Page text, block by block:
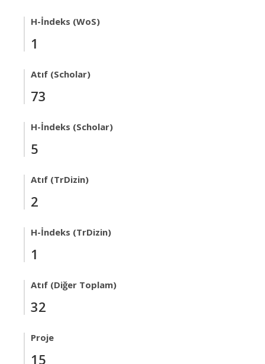
H-İndeks (WoS)
1
Atıf (Scholar)
73
H-İndeks (Scholar)
5
Atıf (TrDizin)
2
H-İndeks (TrDizin)
1
Atıf (Diğer Toplam)
32
Proje
15